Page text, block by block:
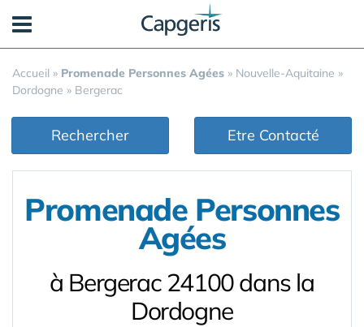
Accueil » Promenade Personnes Agées » Nouvelle-Aquitaine »
Dordogne » Bergerac
Rechercher Etre Contacté
Promenade Personnes
Agées
à Bergerac 24100 dans la
Dordogne